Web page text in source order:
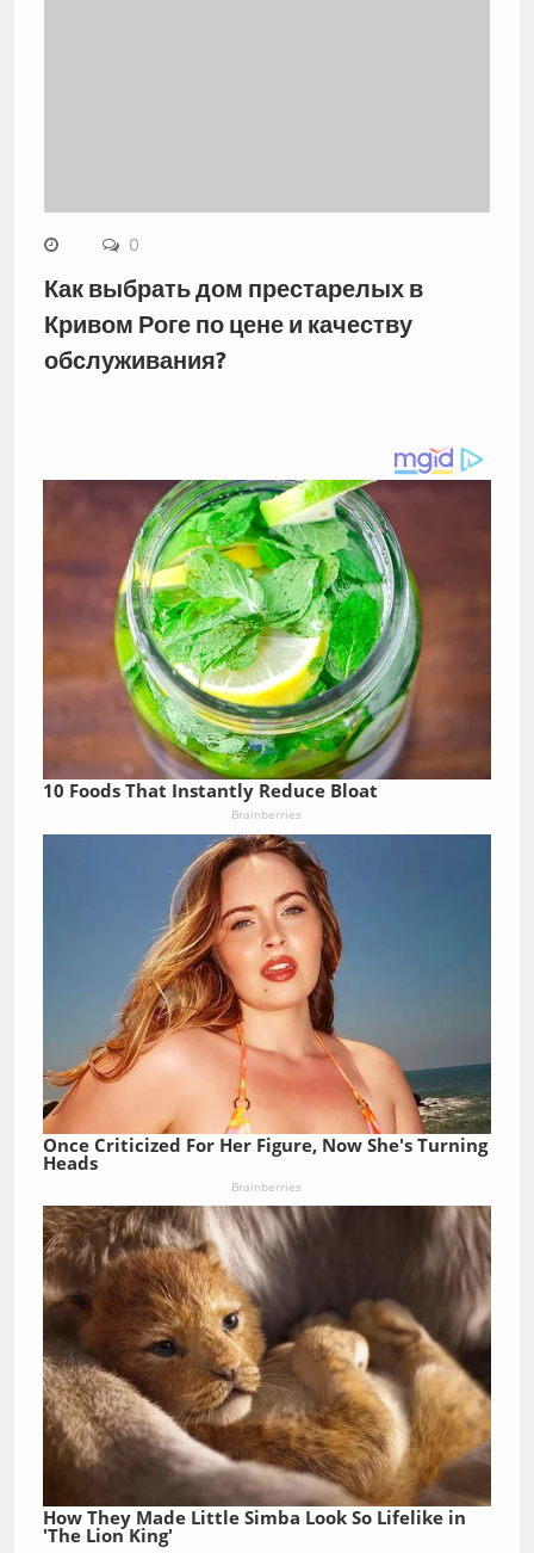
0
Как выбрать дом престарелых в
Кривом Роге по цене и качеству
обслуживания?
10 Foods That Instantly Reduce Bloat
Brainberries
Once Criticized For Her Figure, Now She's Turning
Heads
Brainberries
How They Made Little Simba Look So Lifelike in
'The Lion King'